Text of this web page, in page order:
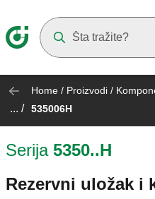
Home / Proizvodi /
... / 535006H
Serija 5350..H
Rezervni uložak i